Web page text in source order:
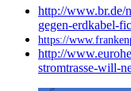
http://www.br.de/
gegen-erdkabel-
https://
http://
stromtrasse-will-